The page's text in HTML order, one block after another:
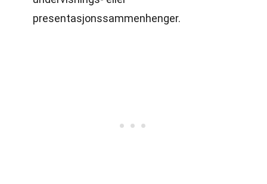
presentasjonssammenhenger.